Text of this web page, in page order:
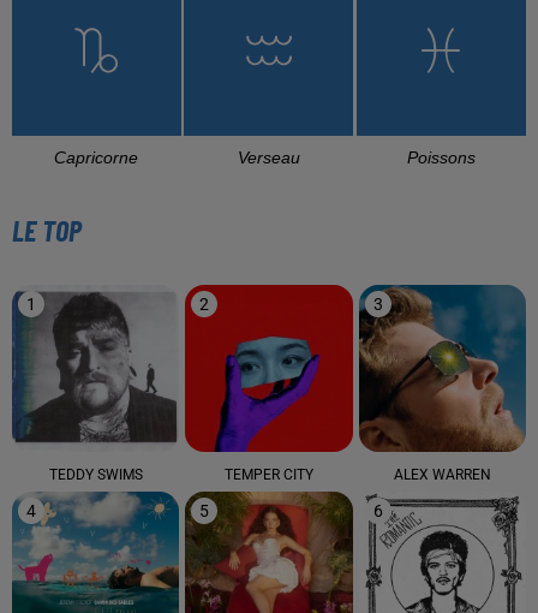
Capricorne Verseau Poissons
LE TOP
1
TEDDY SWIMS
2
TEMPER CITY
3
ALEX WARREN
4 5 6